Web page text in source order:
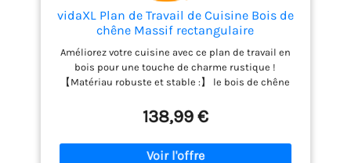
vidaXL Plan de Travail de Cuisine Bois de
chêne Massif rectangulaire
Améliorez votre cuisine avec ce plan de travail en
bois pour une touche de charme rustique !
【Matériau robuste et stable :】 le bois de chêne
la beauté de son grain, ce qui en fait un matériau
idéal pour les meubles de longue durée. Sa
résistance naturelle aux insectes et aux
champignons permet aux meubles en chêne de
138,99 €